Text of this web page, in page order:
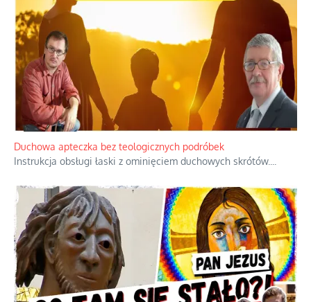
Duchowa apteczka bez teologicznych podróbek
Instrukcja obsługi łaski z ominięciem duchowych skrótów.